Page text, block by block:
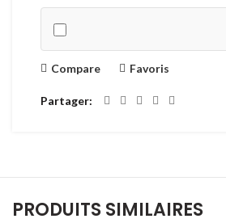
Compare Favoris
Partager
PRODUITS SIMILAIRES